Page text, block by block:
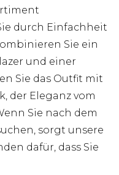
durch Einfachheit
Sie ein
und einer
Sie das Outfit mit
der Eleganz vom
Sie nach dem
sorgt unsere
dafür, dass Sie